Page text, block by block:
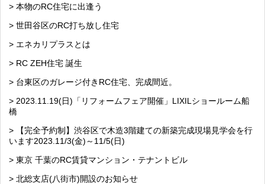
> 本物のRC住宅に出逢う
> 世田谷区のRC打ち放し住宅
> エネカリプラスとは
> RC ZEH住宅 誕生
> 台東区のガレージ付きRC住宅、完成間近。
> 2023.11.19(日)「リフォームフェア開催」LIXILショールーム船
橋
> 【完全予約制】渋谷区で木造3階建ての新築完成現場見学会を行
います2023.11/3(金)～11/5(日)
> 東京 千葉のRC賃貸マンション・テナントビル
> 北総支店(八街市)開設のお知らせ